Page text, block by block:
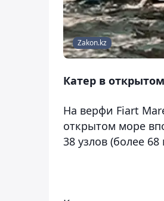
Zakon.kz
Катер в
На верфи Fiart
открытом море
38 узлов (более